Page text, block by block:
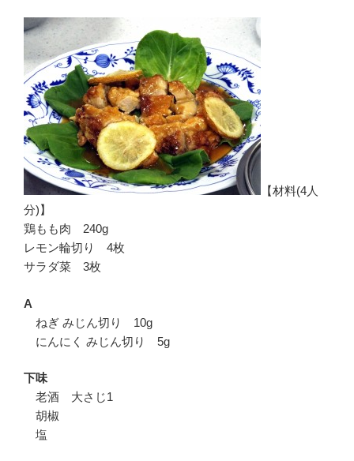
【材料(4人
分)】
鶏もも肉 240g
レモン輪切り 4枚
サラダ菜 3枚
A
ねぎ みじん切り 10g
にんにく みじん切り 5g
下味
老酒 大さじ1
胡椒
塩